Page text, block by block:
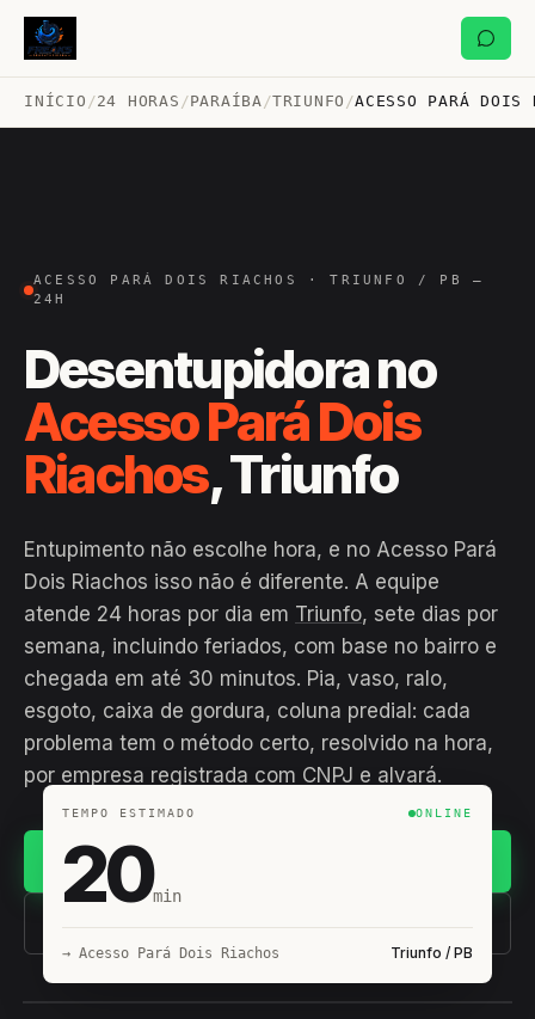
INÍCIO /24 HORAS /PARAÍBA /TRIUNFO /ACESSO PARÁ DOIS
ACESSO PARÁ DOIS RIACHOS · TRIUNFO / PB —
24H
Desentupidora no
Acesso Pará Dois
Riachos, Triunfo
Entupimento não escolhe hora, e no Acesso Pará
Dois Riachos isso não é diferente. A equipe
atende 24 horas por dia em Triunfo, sete dias por
semana, incluindo feriados, com base no bairro e
chegada em até 30 minutos. Pia, vaso, ralo,
esgoto, caixa de gordura, coluna predial: cada
problema tem o método certo, resolvido na hora,
por empresa registrada com CNPJ e alvará.
(11) 93407-8838
TEMPO ESTIMADO ONLINE
20min
→ Acesso Pará Dois Riachos Triunfo / PB